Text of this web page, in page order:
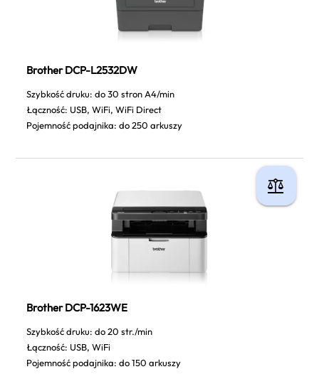
Brother DCP-L2532DW
Szybkość druku: do 30 stron A4/min
Łączność: USB, WiFi, WiFi Direct
Pojemność podajnika: do 250 arkuszy
Brother DCP-1623WE
Szybkość druku: do 20 str./min
Łączność: USB, WiFi
Pojemność podajnika: do 150 arkuszy